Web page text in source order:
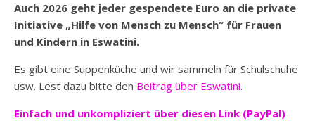
Auch 2026 geht jeder gespendete Euro an die private
Initiative „Hilfe von Mensch zu Mensch“ für Frauen
und Kindern in Eswatini.
Es gibt eine Suppenküche und wir sammeln für Schulschuhe
usw. Lest dazu bitte den Beitrag über Eswatini.
Einfach und unkompliziert über diesen Link (PayPal)